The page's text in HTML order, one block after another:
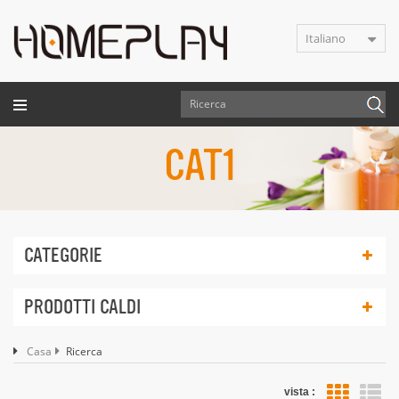
Italiano
CAT1
CATEGORIE
PRODOTTI CALDI
Casa Ricerca
vista :